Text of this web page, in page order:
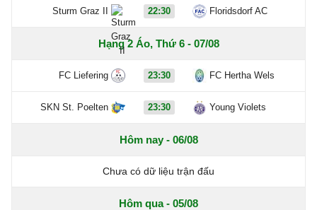
Sturm Graz II 22:30 Floridsdorf AC
Hạng 2 Áo, Thứ 6 - 07/08
FC Liefering 23:30 FC Hertha Wels
SKN St. Poelten 23:30 Young Violets
Hôm nay - 06/08
Chưa có dữ liệu trận đấu
Hôm qua - 05/08